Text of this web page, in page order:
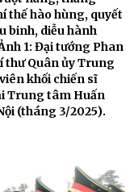
thế hào hùng, quyết
binh, diễu hành
1: Đại tướng Phan
thư Quân ủy Trung
khối chiến sĩ
Trung tâm Huấn
(tháng 3/2025).